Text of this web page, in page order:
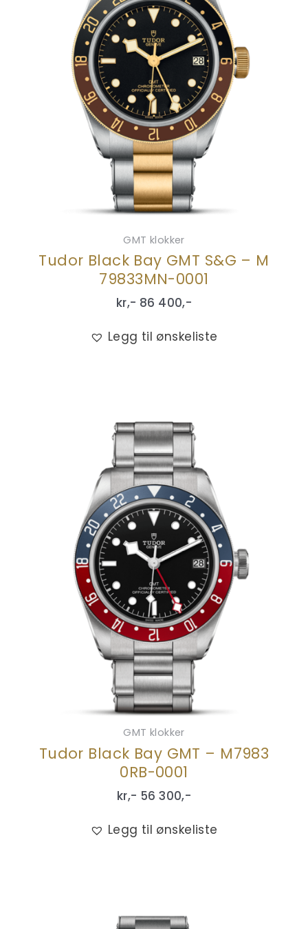
GMT klokker
Tudor Black Bay GMT S&G – M
79833MN-0001
kr,- 86 400,-
Legg til ønskeliste
GMT klokker
Tudor Black Bay GMT – M7983
0RB-0001
kr,- 56 300,-
Legg til ønskeliste